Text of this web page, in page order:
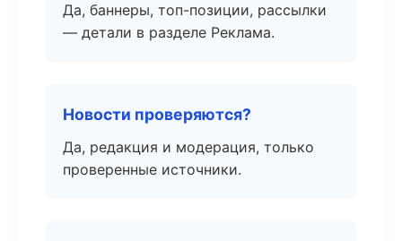
Да, баннеры, топ-позиции, рассылки
— детали в разделе Реклама.
Новости проверяются?
Да, редакция и модерация, только
проверенные источники.